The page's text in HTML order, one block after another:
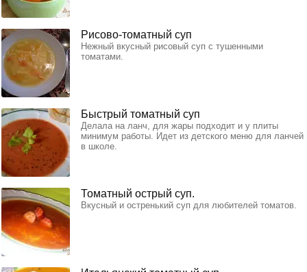
Рисово-томатный суп
Нежный вкусный рисовый суп с тушенными
томатами.
Быстрый томатный суп
Делала на ланч, для жары подходит и у плиты
минимум работы. Идет из детского меню для ланчей
в школе.
Томатный острый суп.
Вкусный и остренький суп для любителей томатов.